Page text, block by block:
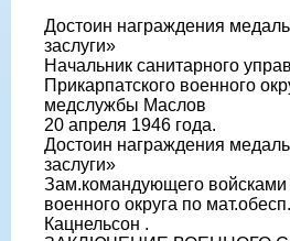
Достоин награждения
заслуги»
Начальник санитарного
Прикарпатского военного
медслужбы Маслов
20 апреля 1946 года.
Достоин награждения
заслуги»
Зам.командующего войсками
военного округа по
Кацнельсон .